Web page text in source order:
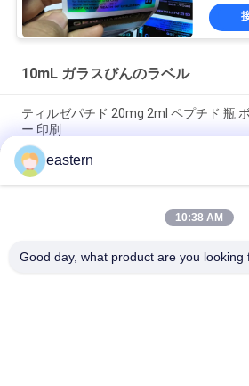
10mL ガラスびんのラベル
ティルゼパチド 20mg 2ml ペプチド 瓶
ー 印刷
GHRP6 5MG 2 mL ボトルラベル ステッ
ーラベル用
GHRP6 5MG 2 mL ボトルラベル ステッ
eastern
10:38 AM
Good day, what product are you looking